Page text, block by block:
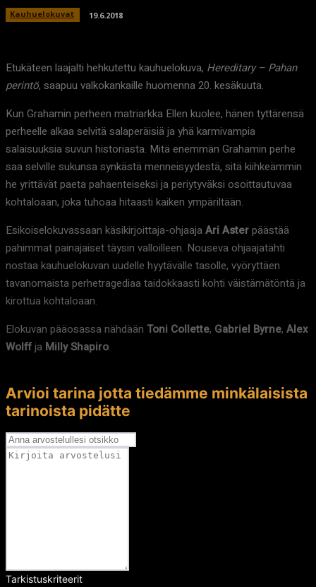
Kauhuelokuvat 19.6.2018
Etukäteen laajalti hehkutettu kauhuelokuva, Hereditary – Pahan
perintö, saapuu valkokankaille huomenna 20. kesäkuuta.
Kun Grahamin perheen matriarkka Ellen kuolee, hänen tyttärensä
perheelle alkaa selvitä salaperäisiä ja yhä karmivampia
salaisuuksia suvun historiasta. Mitä enemmän Grahamin perhe
saa selville sukunsa synkästä menneisyydestä, sitä kiihkeämmin
he yrittävät paeta pahaenteiseksi ja periytyväksi osoittautuvaa
kohtaloaan, joka tuhoaa hitaasti kaiken ympäriltään.
Esikoiselokuvassaan käsikirjoittaja-ohjaaja Ari Asterpäästää
pahimmat painajaiset täysin valloilleen. Nouseva ohjaajatähti
nostaa kauhuelokuvan uudelle hyytävälle tasolle, vyöryttäen
tavanomaista perhetragediaa taidokkaasti kohti väistämätöntä ja
kirottua kohtaloaan.
Elokuvan pääosassa nähdään Toni Collette, Gabriel Byrne, Alex
Wolffja Milly Shapiro.
Arvioi tarina jotta tiedämme minkälaisista
tarinoista pidätte
Tarkistuskriteerit